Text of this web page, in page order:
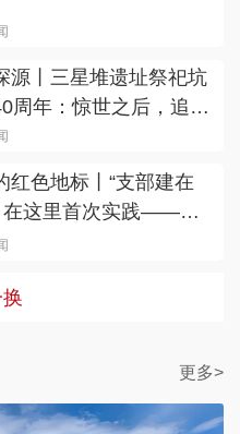
源丨三星堆遗址祭祀坑
周年：惊世之后，追问
红色地标丨“支部建在
在这里首次实践——探
水口叶家祠旧址
更多>